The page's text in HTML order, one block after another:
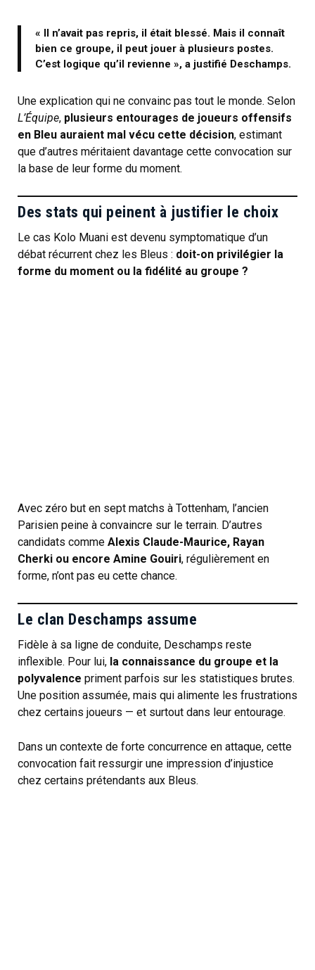
« Il n’avait pas repris, il était blessé. Mais il connaît
bien ce groupe, il peut jouer à plusieurs postes.
C’est logique qu’il revienne », a justifié Deschamps.
Une explication qui ne convainc pas tout le monde. Selon
L’Équipe, plusieurs entourages de joueurs offensifs
en Bleu auraient mal vécu cette décision, estimant
que d’autres méritaient davantage cette convocation sur
la base de leur forme du moment.
Des stats qui peinent à justifier le choix
Le cas Kolo Muani est devenu symptomatique d’un
débat récurrent chez les Bleus : doit-on privilégier la
forme du moment ou la fidélité au groupe ?
Avec zéro but en sept matchs à Tottenham, l’ancien
Parisien peine à convaincre sur le terrain. D’autres
candidats comme Alexis Claude-Maurice, Rayan
Cherki ou encore Amine Gouiri, régulièrement en
forme, n’ont pas eu cette chance.
Le clan Deschamps assume
Fidèle à sa ligne de conduite, Deschamps reste
inflexible. Pour lui, la connaissance du groupe et la
polyvalence priment parfois sur les statistiques brutes.
Une position assumée, mais qui alimente les frustrations
chez certains joueurs — et surtout dans leur entourage.
Dans un contexte de forte concurrence en attaque, cette
convocation fait ressurgir une impression d’injustice
chez certains prétendants aux Bleus.